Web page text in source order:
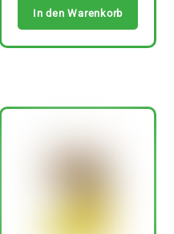
In den Warenkorb